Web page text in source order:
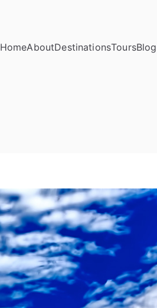
HomeAboutDestinationsToursBlog